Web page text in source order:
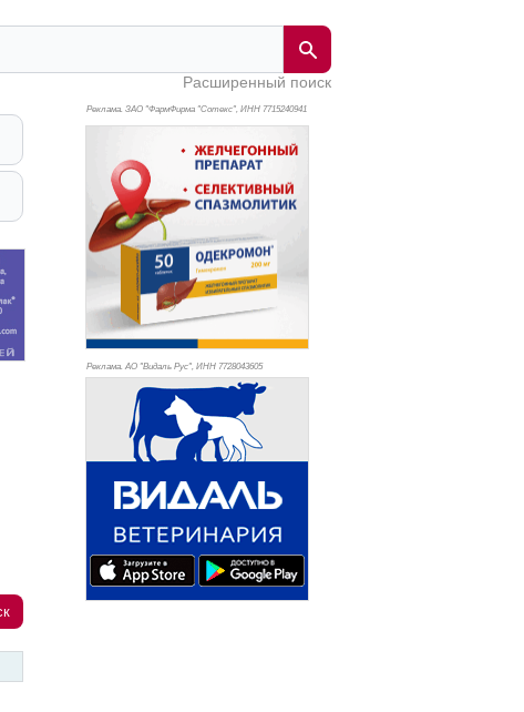
Расширенный поиск
Реклама. ЗАО "ФармФирма "Сотекс", ИНН 7715240941
Реклама. АО "Видаль Рус", ИНН 7728043605